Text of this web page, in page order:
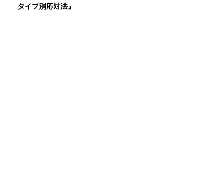
タイプ別応対法』